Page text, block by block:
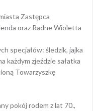
Zastępca
oraz Radne Wioletta
specjałów: śledzik, jajka
każdym zjeździe sałatka
Towarzyszkę
pokój rodem z lat 70.,